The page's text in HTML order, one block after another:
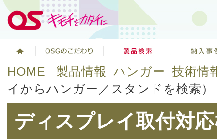
HOME 製品情報 ハンガー
技術情
イからハンガー／スタンドを検索）
ディスプレイ取付対